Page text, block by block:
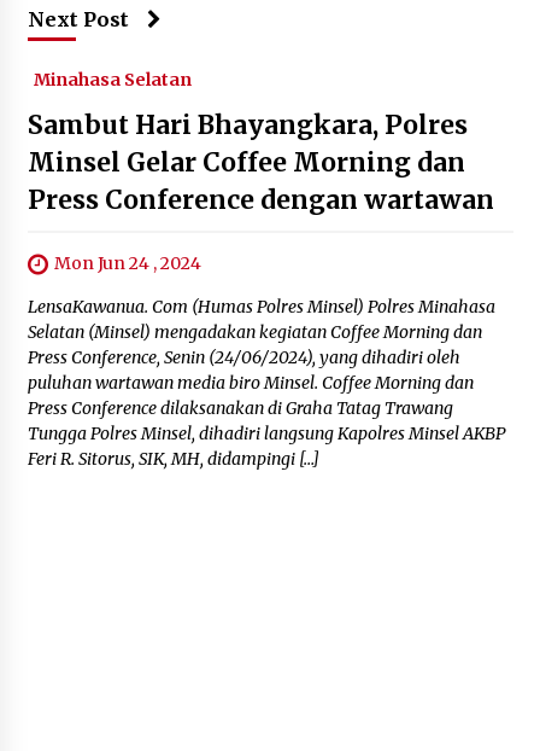
Next Post
Minahasa Selatan
Sambut Hari Bhayangkara, Polres
Minsel Gelar Coffee Morning dan
Press Conference dengan wartawan
Mon Jun 24 , 2024
LensaKawanua. Com (Humas Polres Minsel) Polres Minahasa
Selatan (Minsel) mengadakan kegiatan Coffee Morning dan
Press Conference, Senin (24/06/2024), yang dihadiri oleh
puluhan wartawan media biro Minsel. Coffee Morning dan
Press Conference dilaksanakan di Graha Tatag Trawang
Tungga Polres Minsel, dihadiri langsung Kapolres Minsel AKBP
Feri R. Sitorus, SIK, MH, didampingi […]